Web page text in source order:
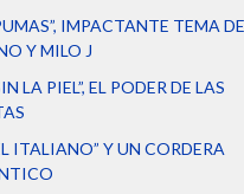
IMPACTANTE TEMA DE
Y MILO J
LA PIEL”, EL PODER DE LAS
ITALIANO” Y UN CORDERA